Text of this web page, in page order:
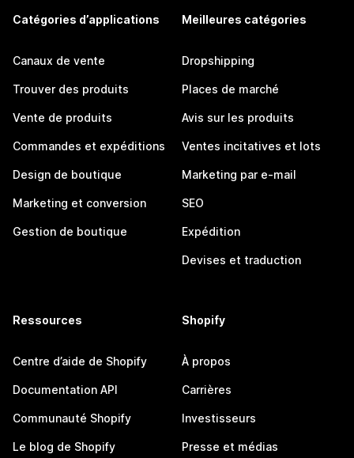
Catégories d’applications
Canaux de vente
Trouver des produits
Vente de produits
Commandes et expéditions
Design de boutique
Marketing et conversion
Gestion de boutique
Meilleures catégories
Dropshipping
Places de marché
Avis sur les produits
Ventes incitatives et lots
Marketing par e-mail
SEO
Expédition
Devises et traduction
Ressources
Centre d’aide de Shopify
Documentation API
Communauté Shopify
Le blog de Shopify
Shopify
À propos
Carrières
Investisseurs
Presse et médias